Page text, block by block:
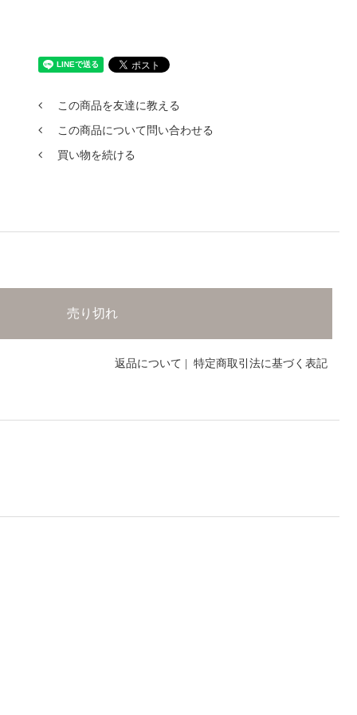
この商品を友達に教える
この商品について問い合わせる
買い物を続ける
返品について 特定商取引法に基づく表記